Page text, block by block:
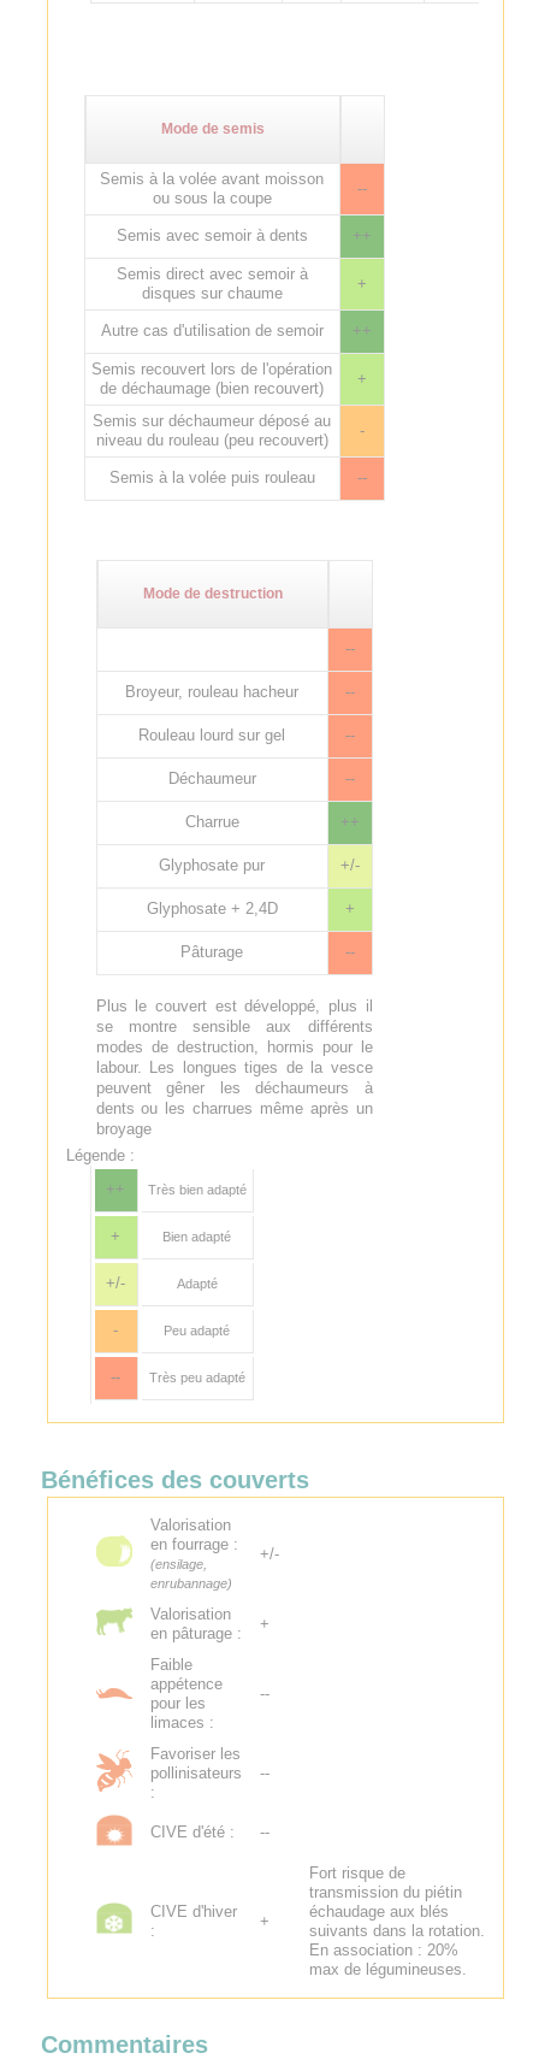
Mode de semis
Semis à la volée avant moisson
ou sous la coupe
--
Semis avec semoir à dents ++
Semis direct avec semoir à
disques sur chaume
+
Autre cas d'utilisation de semoir ++
Semis recouvert lors de l'opération
de déchaumage (bien recouvert)
+
Semis sur déchaumeur déposé au
niveau du rouleau (peu recouvert)
-
Semis à la volée puis rouleau --
Mode de destruction
--
Broyeur, rouleau hacheur --
Rouleau lourd sur gel --
Déchaumeur --
Charrue ++
Glyphosate pur +/-
Glyphosate + 2,4D +
Pâturage --
Plus le couvert est développé, plus il
se montre sensible aux différents
modes de destruction, hormis pour le
labour. Les longues tiges de la vesce
peuvent gêner les déchaumeurs à
dents ou les charrues même après un
broyage
Légende :
++
Très bien adapté
+ Bien adapté
+/- Adapté
- Peu adapté
-- Très peu adapté
Bénéfices des couverts
Valorisation
en fourrage :
(ensilage,
enrubannage)
+/-
Valorisation
en pâturage :
+
Faible
appétence
pour les
limaces :
--
Favoriser les
pollinisateurs
:
--
CIVE d'été : --
CIVE d'hiver
:
+
Fort risque de
transmission du piétin
échaudage aux blés
suivants dans la rotation.
En association : 20%
max de légumineuses.
Commentaires